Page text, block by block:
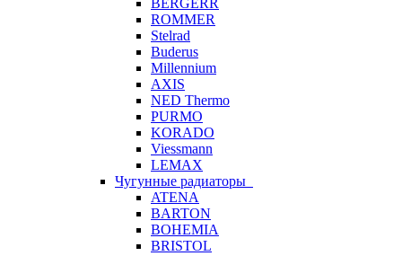
BERGERR
ROMMER
Stelrad
Buderus
Millennium
AXIS
NED Thermo
PURMO
KORADO
Viessmann
LEMAX
Чугунные радиаторы
ATENA
BARTON
BOHEMIA
BRISTOL